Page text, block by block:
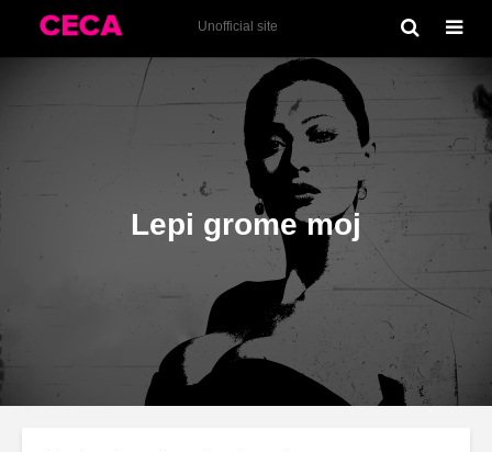
Unofficial site
Idealno loša (2006)
Lepi grome moj